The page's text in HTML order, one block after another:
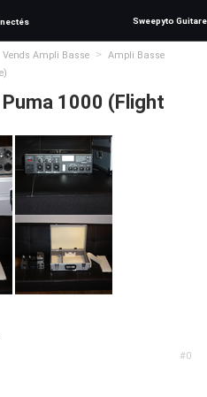
Sweepyto Guitare
Vends Ampli Basse >
Ampli Basse
1000 (Flight
#0